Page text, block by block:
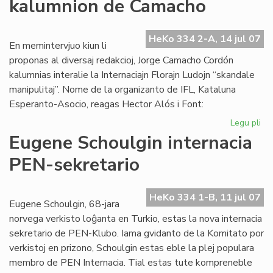
kalumnion de Camacho
HeKo 334 2-A, 14 jul 07
En memintervjuo kiun li
proponas al diversaj redakcioj, Jorge Camacho Cordón
kalumnias interalie la Internaciajn Florajn Ludojn “skandale
manipulitaj”. Nome de la organizanto de IFL, Kataluna
Esperanto-Asocio, reagas Hector Alós i Font:
Legu pli
Eugene Schoulgin internacia
PEN-sekretario
HeKo 334 1-B, 11 jul 07
Eugene Schoulgin, 68-jara
norvega verkisto loĝanta en Turkio, estas la nova internacia
sekretario de PEN-Klubo. Iama gvidanto de la Komitato por
verkistoj en prizono, Schoulgin estas eble la plej populara
membro de PEN Internacia. Tial estas tute kompreneble